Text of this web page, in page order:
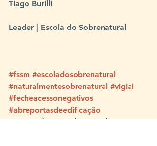
Tiago Burilli
Leader | Escola do Sobrenatural ⠀⠀⠀
#fssm #escoladosobrenatural
#naturalmentesobrenatural #vigiai
#fecheacessonegativos
#abreportasdeedificação
Série: Naturalmente Sobrenatural